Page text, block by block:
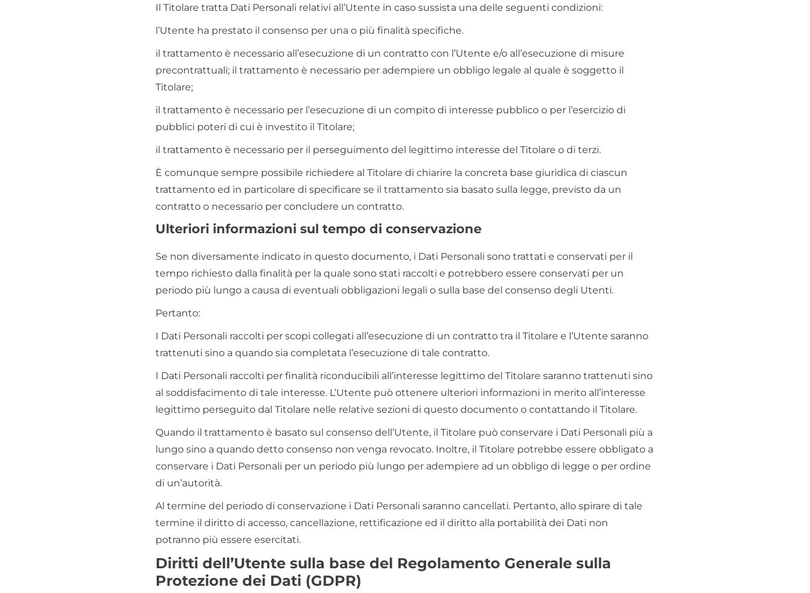
Il Titolare tratta Dati Personali relativi all’Utente in caso sussista una delle seguenti condizioni:
l’Utente ha prestato il consenso per una o più finalità specifiche.
il trattamento è necessario all’esecuzione di un contratto con l’Utente e/o all’esecuzione di misure
precontrattuali; il trattamento è necessario per adempiere un obbligo legale al quale è soggetto il
Titolare;
il trattamento è necessario per l’esecuzione di un compito di interesse pubblico o per l’esercizio di
pubblici poteri di cui è investito il Titolare;
il trattamento è necessario per il perseguimento del legittimo interesse del Titolare o di terzi.
È comunque sempre possibile richiedere al Titolare di chiarire la concreta base giuridica di ciascun
trattamento ed in particolare di specificare se il trattamento sia basato sulla legge, previsto da un
contratto o necessario per concludere un contratto.
Ulteriori informazioni sul tempo di conservazione
Se non diversamente indicato in questo documento, i Dati Personali sono trattati e conservati per il
tempo richiesto dalla finalità per la quale sono stati raccolti e potrebbero essere conservati per un
periodo più lungo a causa di eventuali obbligazioni legali o sulla base del consenso degli Utenti.
Pertanto:
I Dati Personali raccolti per scopi collegati all’esecuzione di un contratto tra il Titolare e l’Utente saranno
trattenuti sino a quando sia completata l’esecuzione di tale contratto.
I Dati Personali raccolti per finalità riconducibili all’interesse legittimo del Titolare saranno trattenuti sino
al soddisfacimento di tale interesse. L’Utente può ottenere ulteriori informazioni in merito all’interesse
legittimo perseguito dal Titolare nelle relative sezioni di questo documento o contattando il Titolare.
Quando il trattamento è basato sul consenso dell’Utente, il Titolare può conservare i Dati Personali più a
lungo sino a quando detto consenso non venga revocato. Inoltre, il Titolare potrebbe essere obbligato a
conservare i Dati Personali per un periodo più lungo per adempiere ad un obbligo di legge o per ordine
di un’autorità.
Al termine del periodo di conservazione i Dati Personali saranno cancellati. Pertanto, allo spirare di tale
termine il diritto di accesso, cancellazione, rettificazione ed il diritto alla portabilità dei Dati non
potranno più essere esercitati.
Diritti dell’Utente sulla base del Regolamento Generale sulla
Protezione dei Dati (GDPR)